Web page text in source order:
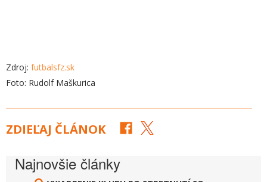
Zdroj: futbalsfz.sk
Foto: Rudolf Maškurica
ZDIEĽAJ ČLÁNOK
Najnovšie články